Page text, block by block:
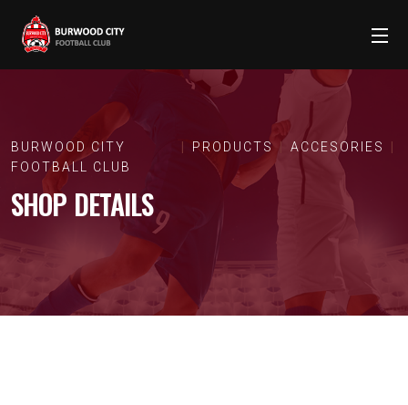
BURWOOD CITY
FOOTBALL CLUB
PRODUCTS ACCESORIES
SHOP DETAILS